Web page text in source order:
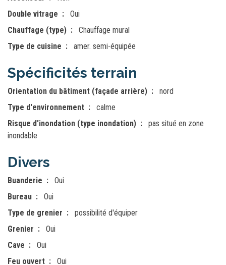
Double vitrage
Oui
Chauffage (type)
Chauffage mural
Type de cuisine
amer. semi-équipée
Spécificités terrain
Orientation du bâtiment (façade arrière)
nord
Type d'environnement
calme
Risque d'inondation (type inondation)
pas situé en zone
inondable
Divers
Buanderie
Oui
Bureau
Oui
Type de grenier
possibilité d'équiper
Grenier
Oui
Cave
Oui
Feu ouvert
Oui